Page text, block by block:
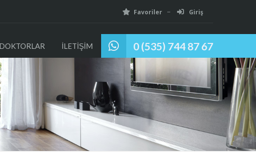
Favoriler Giriş
0 (535) 744 87 67
İLETİŞİM